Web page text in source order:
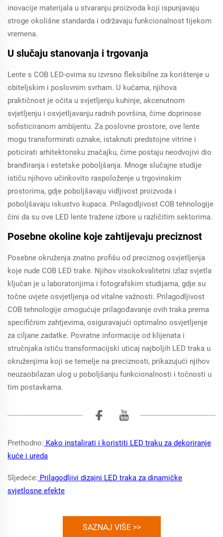
inovacije materijala u stvaranju proizvoda koji ispunjavaju
stroge okolišne standarda i održavaju funkcionalnost tijekom
vremena.
U slučaju stanovanja i trgovanja
Lente s COB LED-ovima su izvrsno fleksibilne za korištenje u
obiteljskim i poslovnim svrham. U kućama, njihova
praktičnost je očita u svjetljenju kuhinje, akcenutnom
svjetljenju i osvjetljavanju radnih površina, čime doprinose
sofisticiranom ambijentu. Za poslovne prostore, ove lente
mogu transformirati oznake, istaknuti predstojne vitrine i
poticirati arhitektonsku značajku, čime postaju neodvojivi dio
branđiranja i estetske poboljšanja. Mnoge slučajne studije
ističu njihovo učinkovito raspoloženje u trgovinskim
prostorima, gdje poboljšavaju vidljivost proizvoda i
poboljšavaju iskustvo kupaca. Prilagodljivost COB tehnologije
čini da su ove LED lente tražene izbore u različitim sektorima.
Posebne okoline koje zahtijevaju preciznost
Posebne okruženja znatno profišu od preciznog osvjetljenja
koje nude COB LED trake. Njihov visokokvalitetni izlaz svjetla
ključan je u laboratorijima i fotografskim studijama, gdje su
točne uvjete osvjetljenja od vitalne važnosti. Prilagodljivost
COB tehnologije omogućuje prilagođavanje ovih traka prema
specifičnim zahtjevima, osiguravajući optimalno osvjetljenje
za ciljane zadatke. Povratne informacije od klijenata i
stručnjaka ističu transformacijski uticaj najboljih LED traka u
okruženjima koji se temelje na preciznosti, prikazujući njihov
neuzaobilazan ulog u poboljšanju funkcionalnosti i točnosti u
tim postavkama.
Prethodno: Kako instalirati i koristiti LED traku za dekoriranje
kuće i ureda
Sljedeće: Prilagodljivi dizajni LED traka za dinamičke
svjetlosne efekte
SAZNAJ VIŠE >>